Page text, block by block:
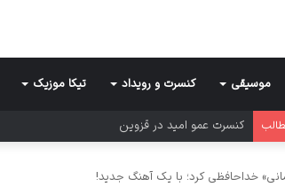
موسیقی کنسرت و رویداد تیکا موزیک
کنسرت عمو امید در قزوین
خداحافظی کرد؛ با یک آهنگ جدید!